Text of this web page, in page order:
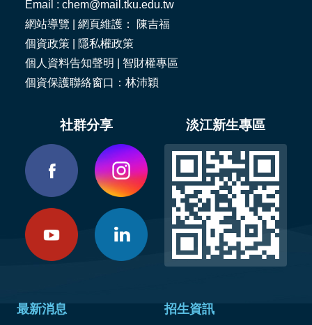
Email : chem@mail.tku.edu.tw
網站導覽 | 網頁維護： 陳吉福
個資政策
隱私權政策
個人資料告知聲明
智財權專區
個資保護聯絡窗口：林沛穎
社群分享 淡江新生專區
最新消息 招生資訊